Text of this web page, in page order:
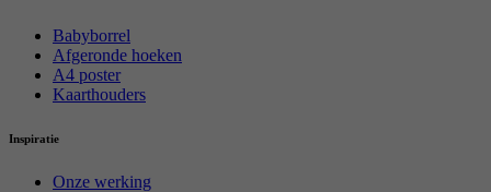
Babyborrel
Afgeronde hoeken
A4 poster
Kaarthouders
Inspiratie
Onze werking